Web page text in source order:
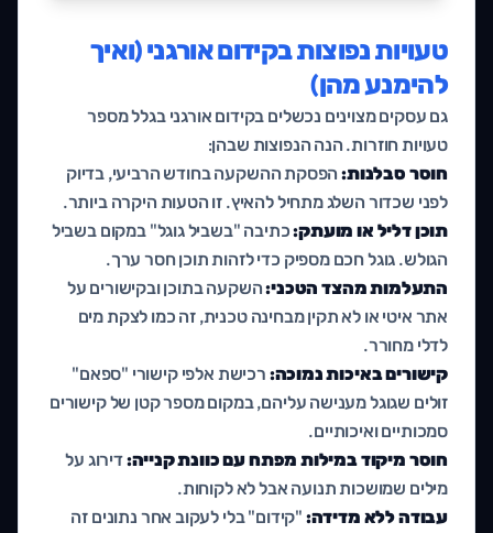
טעויות נפוצות בקידום אורגני (ואיך
להימנע מהן)
גם עסקים מצוינים נכשלים בקידום אורגני בגלל מספר
טעויות חוזרות. הנה הנפוצות שבהן:
חוסר סבלנות:הפסקת ההשקעה בחודש הרביעי, בדיוק
לפני שכדור השלג מתחיל להאיץ. זו הטעות היקרה ביותר.
תוכן דליל או מועתק:כתיבה "בשביל גוגל" במקום בשביל
הגולש. גוגל חכם מספיק כדי לזהות תוכן חסר ערך.
התעלמות מהצד הטכני:השקעה בתוכן ובקישורים על
אתר איטי או לא תקין מבחינה טכנית, זה כמו לצקת מים
לדלי מחורר.
קישורים באיכות נמוכה: רכישת אלפי קישורי "ספאם"
זולים שגוגל מענישה עליהם, במקום מספר קטן של קישורים
סמכותיים ואיכותיים.
חוסר מיקוד במילות מפתח עם כוונת קנייה:דירוג על
מילים שמושכות תנועה אבל לא לקוחות.
עבודה ללא מדידה: "קידום" בלי לעקוב אחר נתונים זה